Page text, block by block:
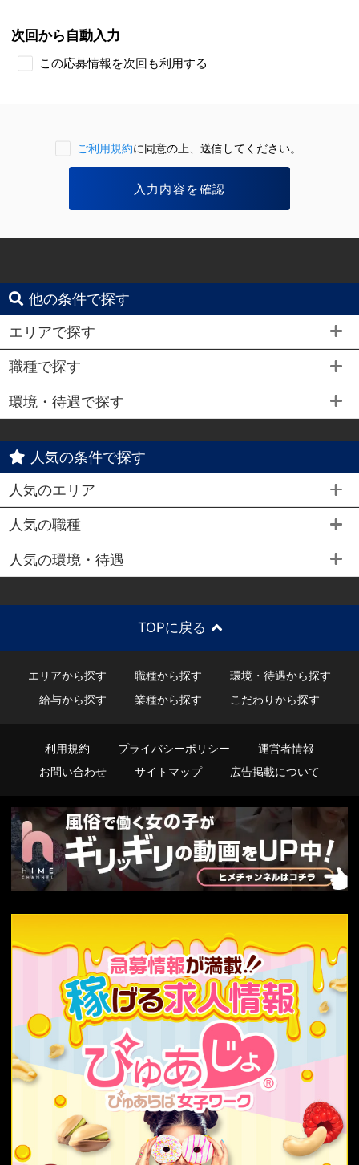
次回から自動入力
この応募情報を次回も利用する
ご利用規約に同意の上、送信してください。
他の条件で探す
エリアで探す
職種で探す
環境・待遇で探す
人気の条件で探す
人気のエリア
人気の職種
人気の環境・待遇
TOPに戻る
エリアから探す 職種から探す
環境・待遇から探す
給与から探す
業種から探す こだわりから探す
利用規約 プライバシーポリシー
運営者情報
お問い合わせ
サイトマップ 広告掲載について